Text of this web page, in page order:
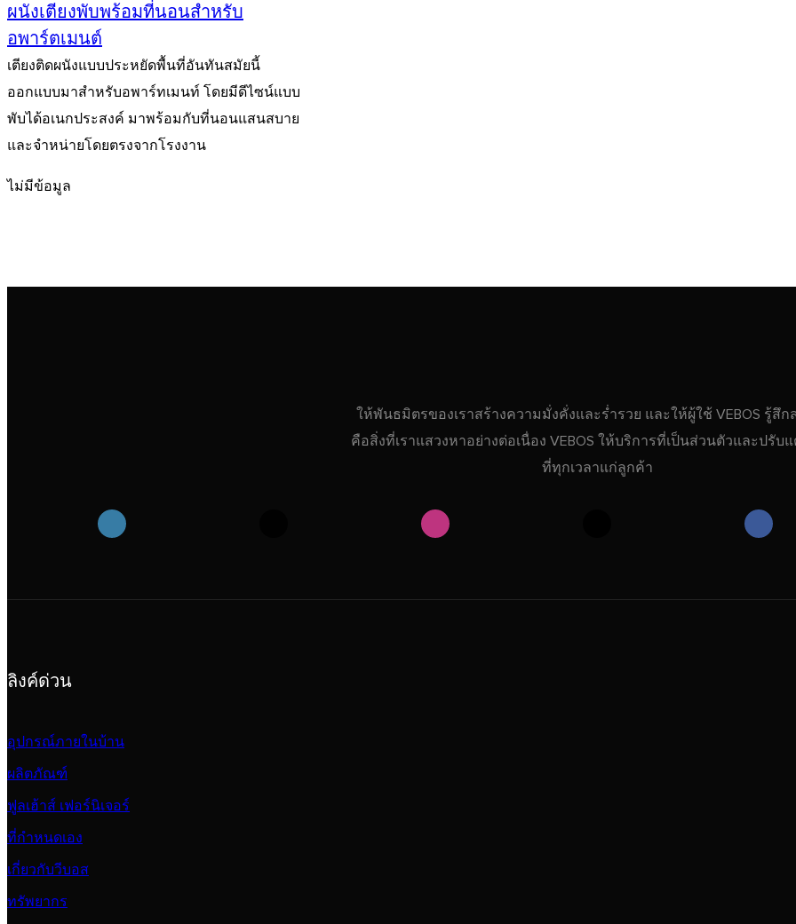
ผนังเตียงพับพร้อมที่นอนสำหรับ
อพาร์ตเมนต์
เตียงติดผนังแบบประหยัดพื้นที่อันทันสมัยนี้
ออกแบบมาสำหรับอพาร์ทเมนท์ โดยมีดีไซน์แบบ
พับได้อเนกประสงค์ มาพร้อมกับที่นอนแสนสบาย
และจำหน่ายโดยตรงจากโรงงาน
ไม่มีข้อมูล
ให้พันธมิตรของเราสร้างความมั่งคั่งและร่ำรวย และให้ผู้ใช้ VEBOS รู้สึก
คือสิ่งที่เราแสวงหาอย่างต่อเนื่อง VEBOS ให้บริการที่เป็นส่วนตัวและปรับ
ที่ทุกเวลาแก่ลูกค้า
ลิงค์ด่วน
อุปกรณ์ภายในบ้าน
ผลิตภัณฑ์
ฟูลเฮ้าส์ เฟอร์นิเจอร์
ที่กำหนดเอง
เกี่ยวกับวีบอส
ทรัพยากร